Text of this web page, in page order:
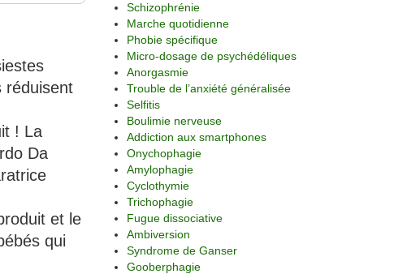
réduisent
! La
Da
et le
qui
Schizophrénie
Marche quotidienne
Phobie spécifique
Micro-dosage de psychédéliques
Anorgasmie
Trouble de l’anxiété généralisée
Selfitis
Boulimie nerveuse
Addiction aux smartphones
Onychophagie
Amylophagie
Cyclothymie
Trichophagie
Fugue dissociative
Ambiversion
Syndrome de Ganser
Gooberphagie